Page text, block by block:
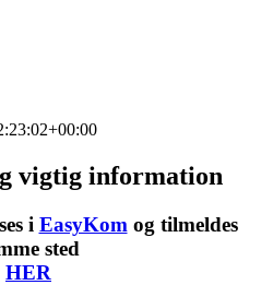
vigtig information
i EasyKom og tilmeldes
sted
HER